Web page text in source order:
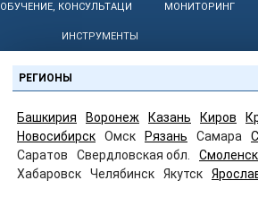
ОБУЧЕНИЕ, КОНСУЛЬТАЦИИ МОНИТОРИНГ
ИНСТРУМЕНТЫ
РЕГИОНЫ
Башкирия Воронеж Казань Киров
Новосибирск
Омск Рязань Самара
Саратов
Свердловская обл. Смоленск
Хабаровск
Челябинск Якутск